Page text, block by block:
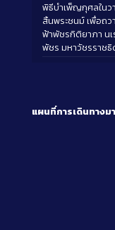
พิธีบำเพ็ญกุศลใน
สิ้นพระชนม์ เพื่อถว
ฟ้าพัชรกิติยาภา น
พัชร มหาวัชรราชธิ
แผนที่การเดินทางมา